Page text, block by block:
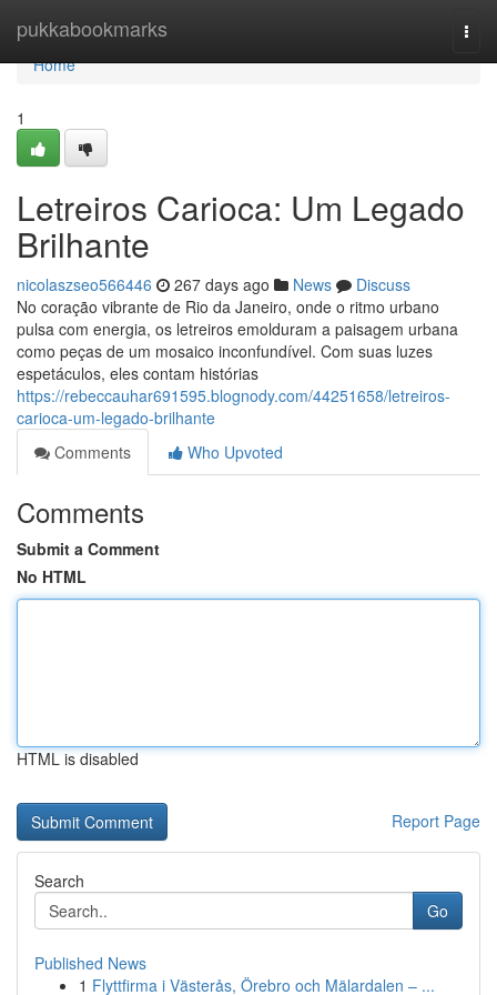
pukkabookmarks
Home
Home
1
Letreiros Carioca: Um Legado
Brilhante
nicolaszseo566446 267 days ago News
Discuss
No coração vibrante de Rio da Janeiro, onde o ritmo urbano
pulsa com energia, os letreiros emolduram a paisagem urbana
como peças de um mosaico inconfundível. Com suas luzes
espetáculos, eles contam histórias
https://rebeccauhar691595.blognody.com/44251658/letreiros-
carioca-um-legado-brilhante
Comments
Who Upvoted
Comments
Submit a Comment
No HTML
HTML is disabled
Report Page
Search
Go
Published News
1 Flyttfirma i Västerås, Örebro och Mälardalen – ...